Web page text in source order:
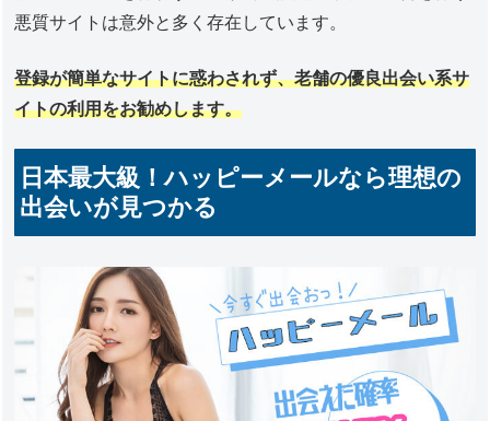
悪質サイトは意外と多く存在しています。
登録が簡単なサイトに惑わされず、老舗の優良出会い系サ
イトの利用をお勧めします。
日本最大級！ハッピーメールなら理想の
出会いが見つかる